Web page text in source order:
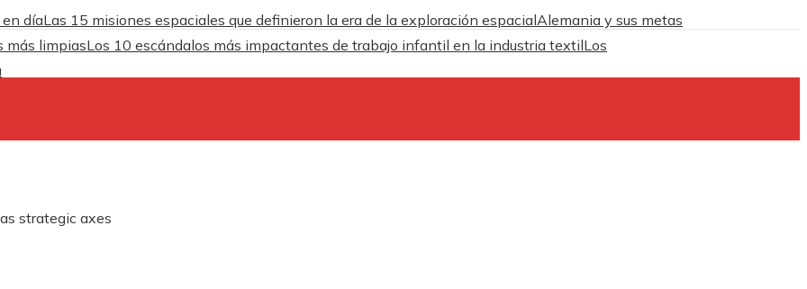
díaLas 15 misiones espaciales que definieron la era de la exploración espacialAlemania y sus metas
más limpiasLos 10 escándalos más impactantes de trabajo infantil en la industria textilLos
strategic axes